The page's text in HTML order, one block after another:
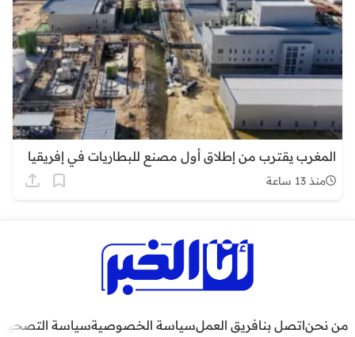
المغرب يقترب من إطلاق أول مصنع للبطاريات في إفريقيا
منذ 13 ساعة
من نحناتصل بنافريق العملسياسة الخصوصيةسياسة التصحيح